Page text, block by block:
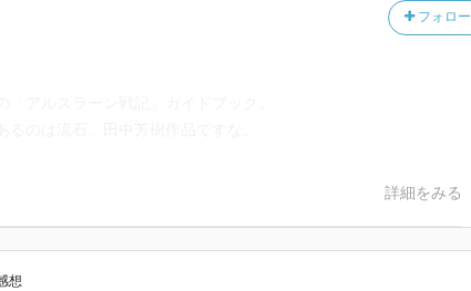
フォロー
詳細をみる
想